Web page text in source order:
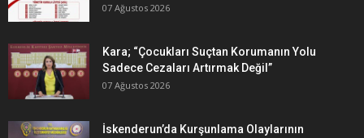
07 Ağustos 2026
Kara; “Çocukları Suçtan Korumanın Yolu
Sadece Cezaları Artırmak Değil”
07 Ağustos 2026
İskenderun’da Kurşunlama Olaylarının